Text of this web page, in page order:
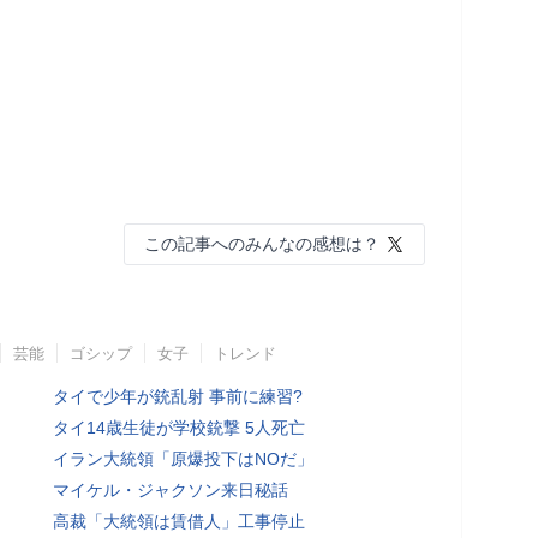
この記事へのみんなの感想は？
芸能 ゴシップ 女子 トレンド
タイで少年が銃乱射 事前に練習?
タイ14歳生徒が学校銃撃 5人死亡
イラン大統領「原爆投下はNOだ」
マイケル・ジャクソン来日秘話
高裁「大統領は賃借人」工事停止